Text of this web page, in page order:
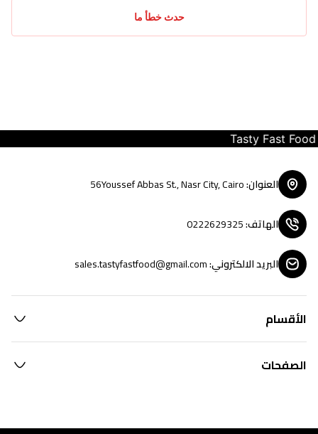
حدث خطأ ما
Tasty Fast Food
العنوان:
56Youssef Abbas St., Nasr City, Cairo
الهاتف:
0222629325
البريد الالكتروني:
sales.tastyfastfood@gmail.com
الأقسام
الصفحات